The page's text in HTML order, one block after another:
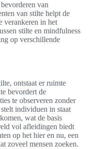
van
van stilte helpt de
verankeren in het
stilte en mindfulness
op verschillende
ontstaat er ruimte
bevordert de
te observeren zonder
individuen in staat
wat de basis
vol afleidingen biedt
op het hier en nu, een
zoveel mensen zoeken.